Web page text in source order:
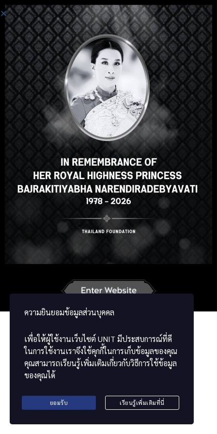
Login
Hey there, great course, right?
Do you like this course?
ENROLL COURSE
ความยินยอมข้อมูลส่วนบุคคล
เพื่อให้ผู้ใช้งานเว็บไซต์ UNIT มีประสบการณ์ที่ดี
ในการใช้งานเราจึงใช้คุกกี้ในการเก็บข้อมูลของคุณ
คุณสามารถเรียนรู้เพิ่มเติมเกี่ยวกับวิธีการใช้ข้อมูล
ของคุณได้
ยอมรับ เรียนรู้เพิ่มเติมที่นี่
Select your language
ภาษาไทย Russian
Japanese German
Chinese
ខ្មែរ